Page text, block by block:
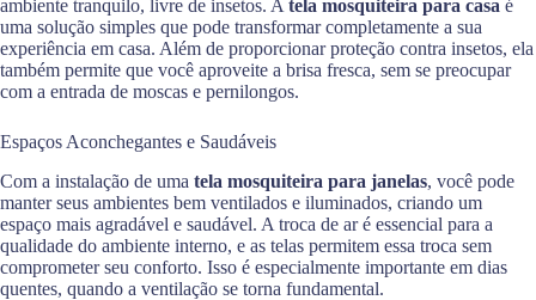
ambiente tranquilo, livre de insetos. A tela mosquiteira para casa é
uma solução simples que pode transformar completamente a sua
experiência em casa. Além de proporcionar proteção contra insetos, ela
também permite que você aproveite a brisa fresca, sem se preocupar
com a entrada de moscas e pernilongos.
Espaços Aconchegantes e Saudáveis
Com a instalação de uma tela mosquiteira para janelas, você pode
manter seus ambientes bem ventilados e iluminados, criando um
espaço mais agradável e saudável. A troca de ar é essencial para a
qualidade do ambiente interno, e as telas permitem essa troca sem
comprometer seu conforto. Isso é especialmente importante em dias
quentes, quando a ventilação se torna fundamental.